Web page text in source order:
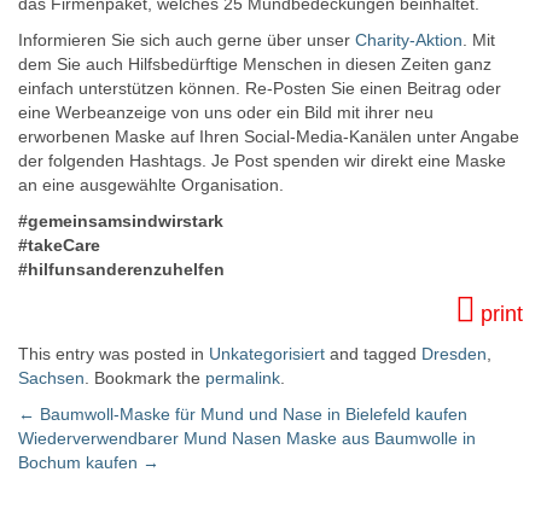
Informieren Sie sich auch gerne über unser Charity-Aktion . Mit
dem Sie auch Hilfsbedürftige Menschen in diesen Zeiten ganz
einfach unterstützen können. Re-Posten Sie einen Beitrag oder
eine Werbeanzeige von uns oder ein Bild mit ihrer neu
erworbenen Maske auf Ihren Social-Media-Kanälen unter Angabe
der folgenden Hashtags. Je Post spenden wir direkt eine Maske
an eine ausgewählte Organisation.
#gemeinsamsindwirstark
#takeCare
#hilfunsanderenzuhelfen
print
This entry was posted in Unkategorisiert and tagged Dresden
Sachsen . Bookmark the permalink
Post navigation
← Baumwoll-Maske für Mund und Nase in Bielefeld kaufen
Wiederverwendbarer Mund Nasen Maske aus Baumwolle in
Bochum kaufen →